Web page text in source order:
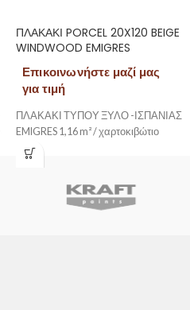
ΠΛΑΚΑΚΙ PORCEL 20X120 BEIGE
WINDWOOD EMIGRES
Επικοινωνήστε μαζί μας
για τιμή
ΠΛΑΚΑΚΙ ΤΥΠΟΥ ΞΥΛΟ -ΙΣΠΑΝΙΑΣ
EMIGRES 1,16 m² / χαρτοκιβώτιο